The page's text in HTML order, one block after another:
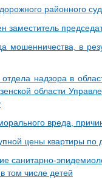
районного
заместитель
мошенничества, в
надзора в
области
вреда,
цены квартиры по
санитарно-
том числе детей